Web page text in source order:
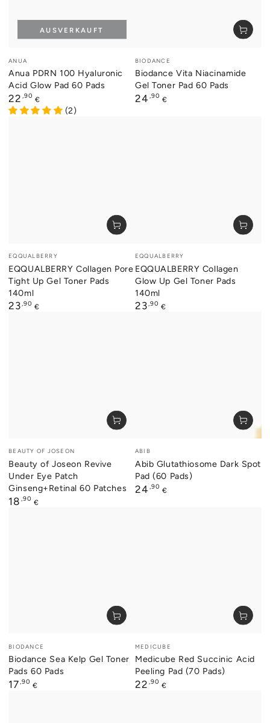
Verkäufer/in:
ANUA
Anua PDRN 100 Hyaluronic
Acid Glow Pad 60 Pads
Regulärer
Preis
22 ,90 €
(2)
AUSVERKAUFT
Verkäufer/in:
BIODANCE
Biodance Vita Niacinamide
Gel Toner Pad 60 Pads
Regulärer
24,90 €
Verkäufer/in:
EQQUALBERRY
EQQUALBERRY Collagen Pore
Tight Up Gel Toner Pads
140ml
Regulärer
23 ,90 €
Verkäufer/in:
EQQUALBERRY
EQQUALBERRY Collagen
Glow Up Gel Toner Pads
140ml
Regulärer
23 ,90 €
Verkäufer/in:
BEAUTY OF JOSEON
Beauty of Joseon Revive
Under Eye Patch
Ginseng+Retinal 60 Patches
Regulärer
18 ,90 €
Verkäufer/in:
ABIB
Abib Glutathiosome Dark Spot
Pad (60 Pads)
Regulärer
24,90 €
Verkäufer/in:
BIODANCE
Biodance Sea Kelp Gel Toner
Pads 60 Pads
Regulärer
17,90 €
Verkäufer/in:
MEDICUBE
Medicube Red Succinic Acid
Peeling Pad (70 Pads)
Regulärer
22 ,90 €